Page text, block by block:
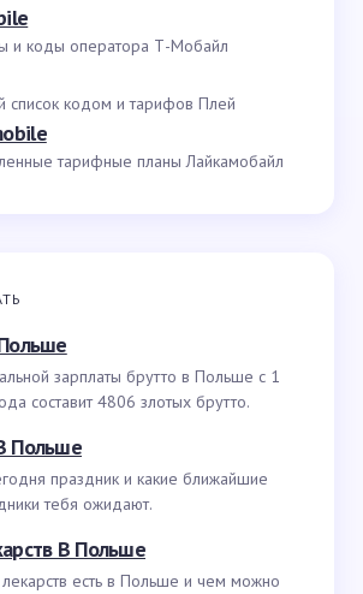
и коды оператора Т-Мобайл
список кодом и тарифов Плей
тарифные планы Лайкамобайл
зарплаты брутто в Польше с 1
составит 4806 злотых брутто.
Польше
праздник и какие ближайшие
тебя ожидают.
В Польше
лекарств есть в Польше и чем можно